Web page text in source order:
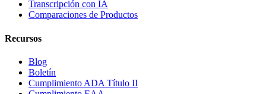
Transcripción con IA
Comparaciones de Productos
Recursos
Blog
Boletín
Cumplimiento ADA Título II